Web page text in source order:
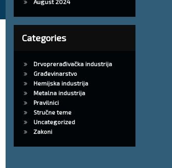
za laboratoriju
August 2024
Categories
Drvoprerađivačka industrija
Građevinarstvo
Hemijska industrija
Metalna industrija
Pravilnici
Stručne teme
Uncategorized
Zakoni